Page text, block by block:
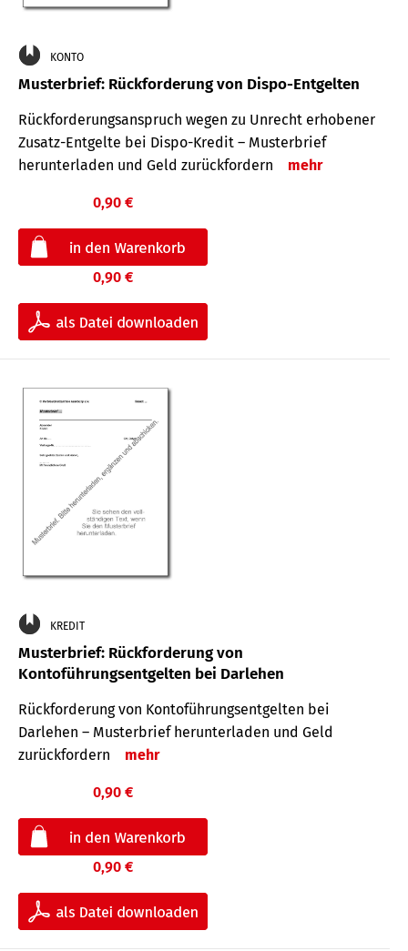
KONTO
Musterbrief: Rückforderung von Dispo-Entgelten
Rückforderungsanspruch wegen zu Unrecht erhobener
Zusatz-Entgelte bei Dispo-Kredit – Musterbrief
herunterladen und Geld zurückfordern
mehr
0,90 €
0,90 €
KREDIT
Musterbrief: Rückforderung von
Kontoführungsentgelten bei Darlehen
Rückforderung von Kontoführungsentgelten bei
Darlehen – Musterbrief herunterladen und Geld
zurückfordern
mehr
0,90 €
0,90 €